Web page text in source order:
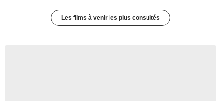
Les films à venir les plus consultés